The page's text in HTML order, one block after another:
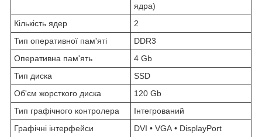
ядра)
Кількість ядер
2
Тип оперативної пам'яті
DDR3
Оперативна пам'ять
4 Gb
Тип диска
SSD
Об'єм жорсткого диска
120 Gb
Тип графічного контролера
Інтегрований
Графічні інтерфейси
DVI • VGA • DisplayPort